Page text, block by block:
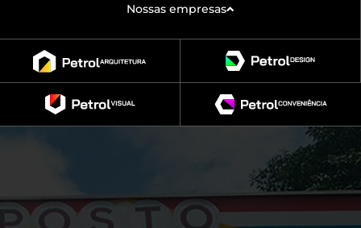
Nossas empresas